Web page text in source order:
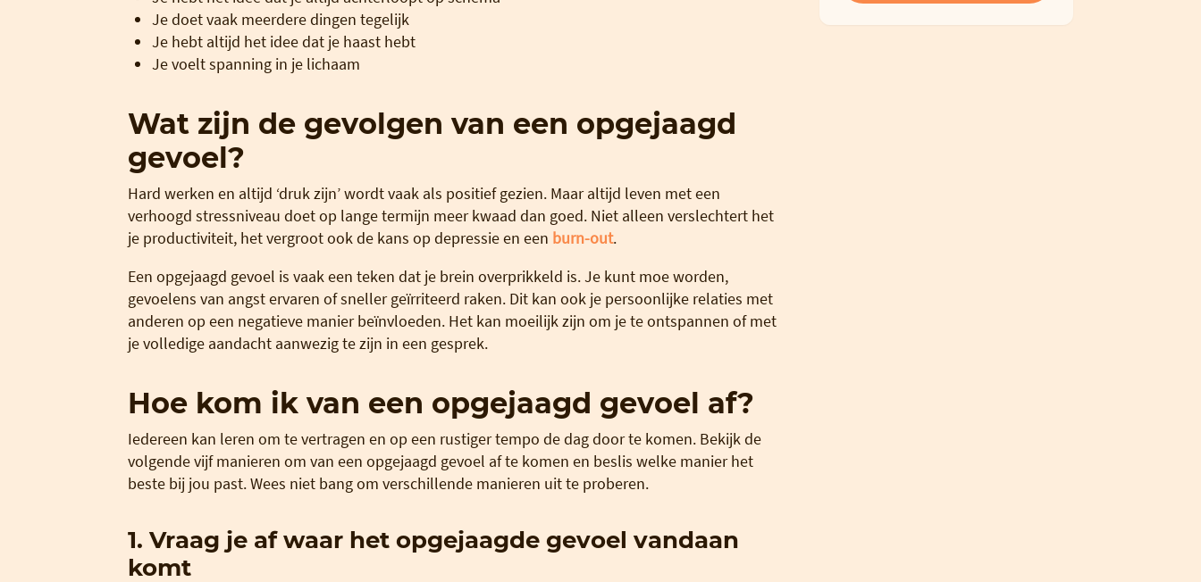
Je doet vaak meerdere dingen tegelijk
Je hebt altijd het idee dat je haast hebt
Je voelt spanning in je lichaam
Wat zijn de gevolgen van een opgejaagd
gevoel?
Hard werken en altijd ‘druk zijn’ wordt vaak als positief gezien. Maar altijd leven met een
verhoogd stressniveau doet op lange termijn meer kwaad dan goed. Niet alleen verslechtert het
je productiviteit, het vergroot ook de kans op depressie en een burn-out.
Een opgejaagd gevoel is vaak een teken dat je brein overprikkeld is. Je kunt moe worden,
gevoelens van angst ervaren of sneller geïrriteerd raken. Dit kan ook je persoonlijke relaties met
anderen op een negatieve manier beïnvloeden. Het kan moeilijk zijn om je te ontspannen of met
je volledige aandacht aanwezig te zijn in een gesprek.
Hoe kom ik van een opgejaagd gevoel af?
Iedereen kan leren om te vertragen en op een rustiger tempo de dag door te komen. Bekijk de
volgende vijf manieren om van een opgejaagd gevoel af te komen en beslis welke manier het
beste bij jou past. Wees niet bang om verschillende manieren uit te proberen.
1. Vraag je af waar het opgejaagde gevoel vandaan
komt